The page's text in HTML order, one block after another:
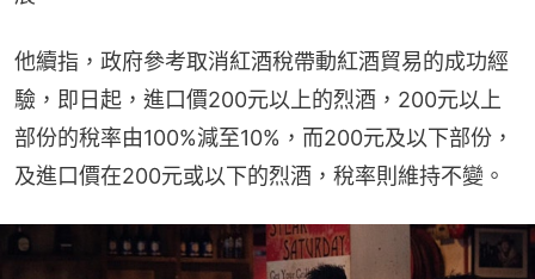
他續指，政府參考取消紅酒稅帶動紅酒貿易的成功經
驗，即日起，進口價200元以上的烈酒，200元以上
部份的稅率由100%減至10%，而200元及以下部份，
及進口價在200元或以下的烈酒，稅率則維持不變。